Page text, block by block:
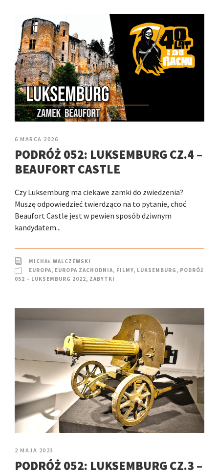
6 MARCA 2026
PODRÓŻ 052: LUKSEMBURG CZ.4 –
BEAUFORT CASTLE
Czy Luksemburg ma ciekawe zamki do zwiedzenia?
Muszę odpowiedzieć twierdząco na to pytanie, choć
Beaufort Castle jest w pewien sposób dziwnym
kandydatem...
MICHAŁ WALCZEWSKI
EUROPA, EUROPA ZACHODNIA, FILMY, LUKSEMBURG , PODRÓŻ
052 – LUKSEMBURG 2022, ZABYTKI
2 MAJA 2023
PODRÓŻ 052: LUKSEMBURG CZ.3 –